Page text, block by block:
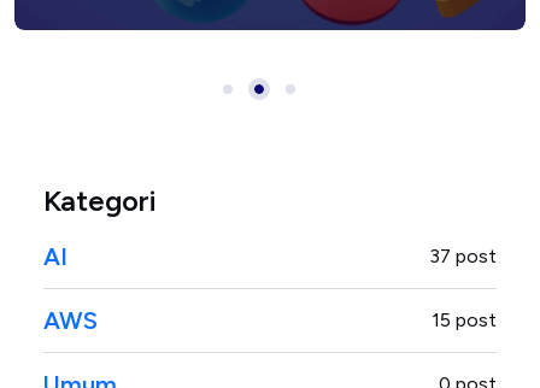
Developer Modern
Produktivitas Coding
Kategori
AI 37 post
AWS 15 post
0 post